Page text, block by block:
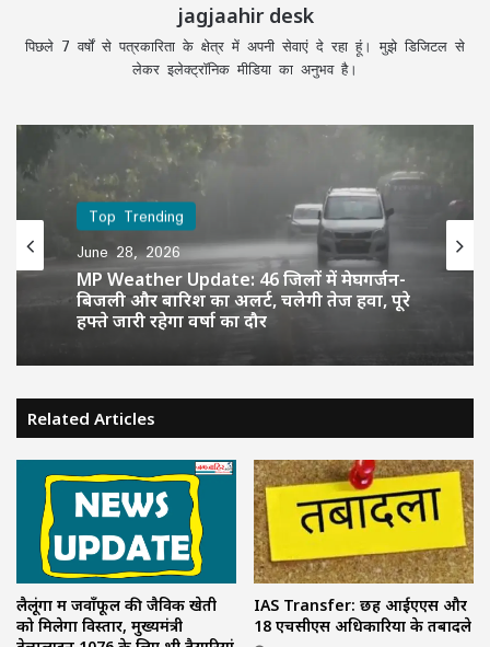
jagjaahir desk
पिछले 7 वर्षों से पत्रकारिता के क्षेत्र में अपनी सेवाएं दे रहा हूं। मुझे डिजिटल से
लेकर इलेक्ट्रॉनिक मीडिया का अनुभव है।
Top Trending
June 28, 2026
MP Weather Update: 46 जिलों में मेघगर्जन-
बिजली और बारिश का अलर्ट, चलेगी तेज हवा, पूरे
हफ्ते जारी रहेगा वर्षा का दौर
Related Articles
लैलूंगा में जवाँफूल की जैविक खेती
को मिलेगा विस्तार, मुख्यमंत्री
IAS Transfer: छह आईएएस और
18 एचसीएस अधिकारियों के तबादले